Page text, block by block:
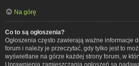
Na górę
Co to są ogłoszenia?
Ogłoszenia często zawierają ważne informacje
forum i należy je przeczytać, gdy tylko jest to
wyświetlane na górze każdej strony forum, w
Uprawnienia zamieszczania ogłoszeń są